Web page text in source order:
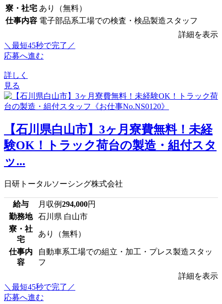
寮・社宅 あり（無料）
仕事内容 電子部品系工場での検査・検品製造スタッフ
詳細を表示
＼最短45秒で完了／
応募へ進む
詳しく
見る
【石川県白山市】3ヶ月寮費無料！未経
験OK！トラック荷台の製造・組付スタ
ッ...
日研トータルソーシング株式会社
給与 月収例294,000円
勤務地
石川県 白山市
寮・社
宅
あり（無料）
仕事内
容
自動車系工場での組立・加工・プレス製造スタッ
フ
詳細を表示
＼最短45秒で完了／
応募へ進む